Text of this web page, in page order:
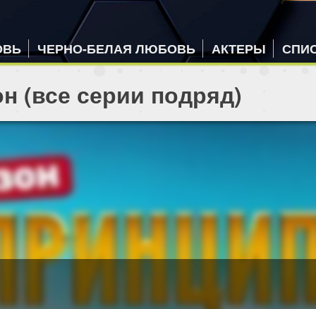
ЧЕРНО-БЕЛАЯ ЛЮБОВЬ АКТЕРЫ
(все серии подряд)